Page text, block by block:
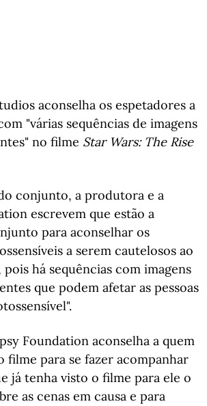
aconselha os espetadores a
"várias sequências de imagens
no filme Star Wars: The Rise
conjunto, a produtora e a
escrevem que estão a
para aconselhar os
a serem cautelosos ao
há sequências com imagens
que podem afetar as pessoas
Foundation aconselha a quem
filme para se fazer acompanhar
já tenha visto o filme para ele o
as cenas em causa e para